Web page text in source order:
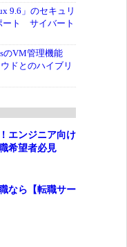
9.6」のセキュリ
ート サイバート
のVM管理機能
ドとのハイブリ
エンジニア向け
希望者必見
なら【転職サー